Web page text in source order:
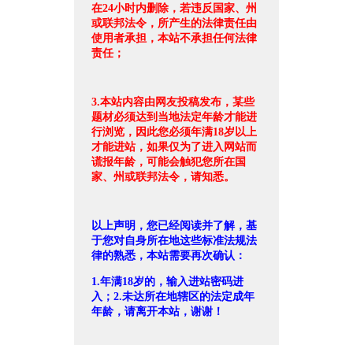
在24小时内删除，若违反国家、州
或联邦法令，所产生的法律责任由
使用者承担，本站不承担任何法律
责任；
3.本站内容由网友投稿发布，某些
题材必须达到当地法定年龄才能进
行浏览，因此您必须年满18岁以上
才能进站，如果仅为了进入网站而
谎报年龄，可能会触犯您所在国
家、州或联邦法令，请知悉。
以上声明，您已经阅读并了解，基
于您对自身所在地这些标准法规法
律的熟悉，本站需要再次确认：
1.年满18岁的，输入进站密码进
入；2.未达所在地辖区的法定成年
年龄，请离开本站，谢谢！